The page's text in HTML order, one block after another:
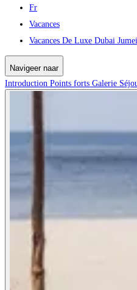
Fr
Vacances
Vacances De Luxe Dubai
Navigeer naar
Introduction Points forts Galerie